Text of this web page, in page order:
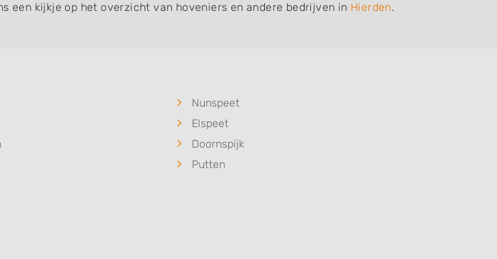
een kijkje op het overzicht van hoveniers en andere bedrijven in Hierden.
Nunspeet
Elspeet
Doornspijk
Putten